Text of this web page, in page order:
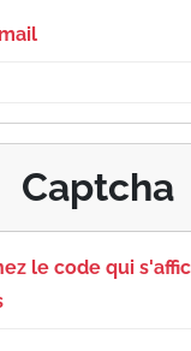
Captcha
le code qui